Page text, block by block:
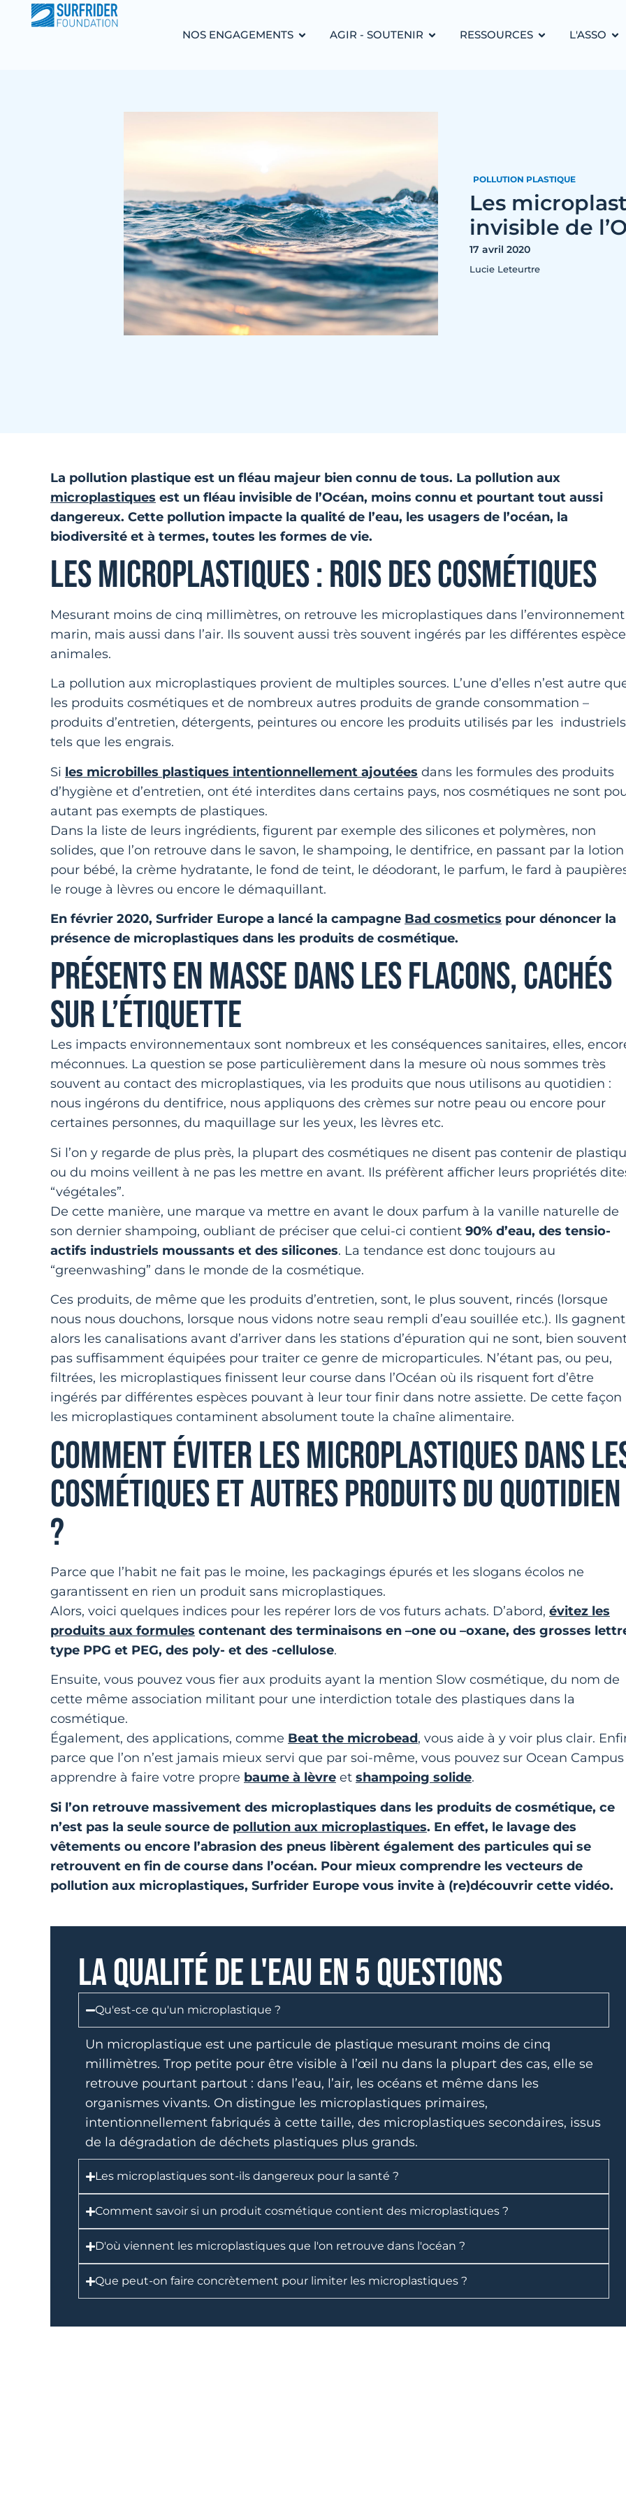
NOS ENGAGEMENTS AGIR - SOUTENIR RESSOURCES L'ASSO
POLLUTION PLASTIQUE
Les
invisible de
17 avril 2020
Lucie Leteurtre
La pollution plastique est un fléau majeur bien connu de tous. La pollution aux
microplastiques est un fléau invisible de l’Océan, moins connu et pourtant tout aussi
dangereux. Cette pollution impacte la qualité de l’eau, les usagers de l’océan, la
biodiversité et à termes, toutes les formes de vie.
LES MICROPLASTIQUES : ROIS DES COSMÉTIQUES
Mesurant moins de cinq millimètres, on retrouve les microplastiques dans l’environnement
marin, mais aussi dans l’air. Ils souvent aussi très souvent ingérés par les différentes
animales.
La pollution aux microplastiques provient de multiples sources. L’une d’elles n’est autre
les produits cosmétiques et de nombreux autres produits de grande consommation –
produits d’entretien, détergents, peintures ou encore les produits utilisés par les industriels
tels que les engrais.
Si les microbilles plastiques intentionnellement ajoutées dans les formules des produits
d’hygiène et d’entretien, ont été interdites dans certains pays, nos cosmétiques ne sont
autant pas exempts de plastiques.
Dans la liste de leurs ingrédients, figurent par exemple des silicones et polymères, non
solides, que l’on retrouve dans le savon, le shampoing, le dentifrice, en passant par la lotion
pour bébé, la crème hydratante, le fond de teint, le déodorant, le parfum, le fard à
le rouge à lèvres ou encore le démaquillant.
En février 2020, Surfrider Europe a lancé la campagne Bad cosmetics pour dénoncer la
présence de microplastiques dans les produits de cosmétique.
PRÉSENTS EN MASSE DANS LES FLACONS, CACHÉS
SUR L’ÉTIQUETTE
Les impacts environnementaux sont nombreux et les conséquences sanitaires, elles,
méconnues. La question se pose particulièrement dans la mesure où nous sommes très
souvent au contact des microplastiques, via les produits que nous utilisons au quotidien :
nous ingérons du dentifrice, nous appliquons des crèmes sur notre peau ou encore pour
certaines personnes, du maquillage sur les yeux, les lèvres etc.
Si l’on y regarde de plus près, la plupart des cosmétiques ne disent pas contenir de
ou du moins veillent à ne pas les mettre en avant. Ils préfèrent afficher leurs propriétés
“végétales”.
De cette manière, une marque va mettre en avant le doux parfum à la vanille naturelle de
son dernier shampoing, oubliant de préciser que celui-ci contient 90% d’eau, des tensio-
actifs industriels moussants et des silicones. La tendance est donc toujours au
“greenwashing” dans le monde de la cosmétique.
Ces produits, de même que les produits d’entretien, sont, le plus souvent, rincés (lorsque
nous nous douchons, lorsque nous vidons notre seau rempli d’eau souillée etc.). Ils gagnent
alors les canalisations avant d’arriver dans les stations d’épuration qui ne sont, bien
pas suffisamment équipées pour traiter ce genre de microparticules. N’étant pas, ou peu,
filtrées, les microplastiques finissent leur course dans l’Océan où ils risquent fort d’être
ingérés par différentes espèces pouvant à leur tour finir dans notre assiette. De cette façon
les microplastiques contaminent absolument toute la chaîne alimentaire.
COMMENT ÉVITER LES MICROPLASTIQUES DANS
COSMÉTIQUES ET AUTRES PRODUITS DU QUOTIDIEN
?
Parce que l’habit ne fait pas le moine, les packagings épurés et les slogans écolos ne
garantissent en rien un produit sans microplastiques.
Alors, voici quelques indices pour les repérer lors de vos futurs achats. D’abord, évitez les
produits aux formules contenant des terminaisons en –one ou –oxane, des grosses
type PPG et PEG, des poly- et des -cellulose.
Ensuite, vous pouvez vous fier aux produits ayant la mention Slow cosmétique, du nom de
cette même association militant pour une interdiction totale des plastiques dans la
cosmétique.
Également, des applications, comme Beat the microbead, vous aide à y voir plus clair.
parce que l’on n’est jamais mieux servi que par soi-même, vous pouvez sur Ocean Campus
apprendre à faire votre propre baume à lèvre et shampoing solide.
Si l’on retrouve massivement des microplastiques dans les produits de cosmétique, ce
n’est pas la seule source de pollution aux microplastiques. En effet, le lavage des
vêtements ou encore l’abrasion des pneus libèrent également des particules qui se
retrouvent en fin de course dans l’océan. Pour mieux comprendre les vecteurs de
pollution aux microplastiques, Surfrider Europe vous invite à (re)découvrir cette vidéo.
LA QUALITÉ DE L'EAU EN 5 QUESTIONS
Qu'est-ce qu'un microplastique ?
Un microplastique est une particule de plastique mesurant moins de cinq
millimètres. Trop petite pour être visible à l’œil nu dans la plupart des cas, elle se
retrouve pourtant partout : dans l’eau, l’air, les océans et même dans les
organismes vivants. On distingue les microplastiques primaires,
intentionnellement fabriqués à cette taille, des microplastiques secondaires, issus
de la dégradation de déchets plastiques plus grands.
Les microplastiques sont-ils dangereux pour la santé ?
Comment savoir si un produit cosmétique contient des microplastiques ?
D'où viennent les microplastiques que l'on retrouve dans l'océan ?
Que peut-on faire concrètement pour limiter les microplastiques ?